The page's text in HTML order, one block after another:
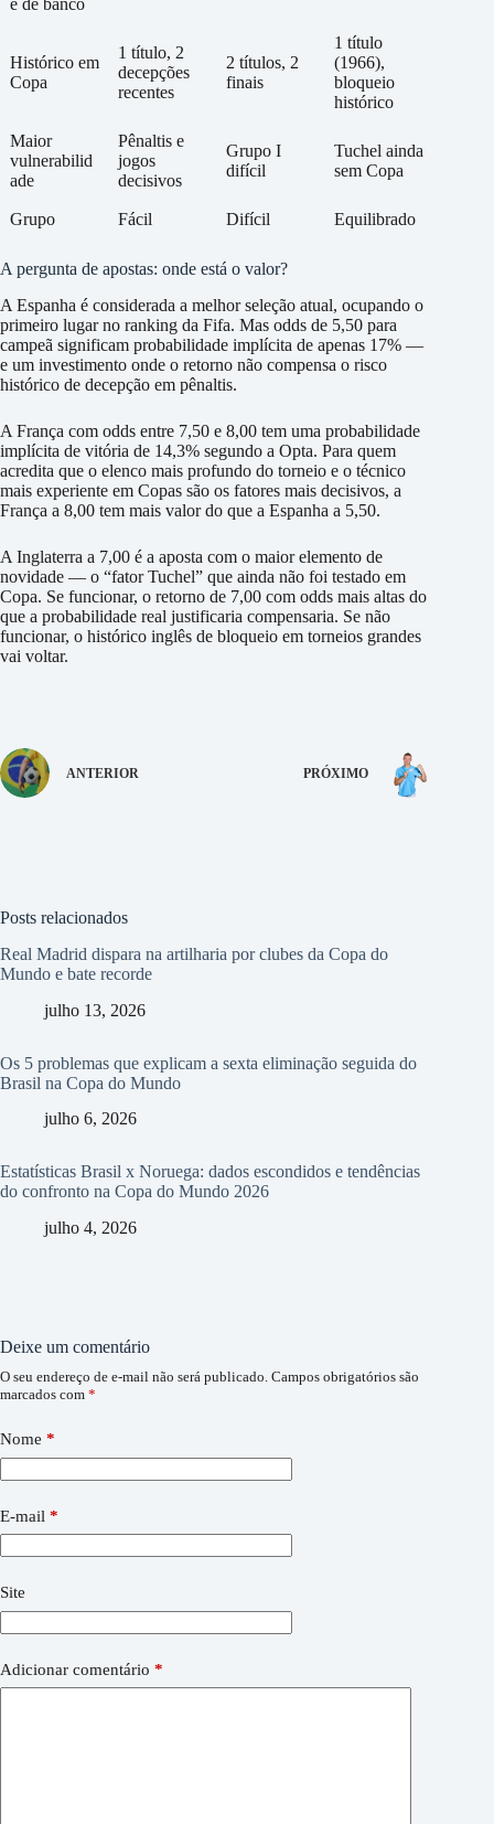
e de banco
Histórico em
Copa
1 título, 2
decepções
recentes
2 títulos, 2
finais
1 título
(1966),
bloqueio
histórico
Maior
vulnerabilid
ade
Pênaltis e
jogos
decisivos
Grupo I
difícil
Tuchel ainda
sem Copa
Grupo Fácil Difícil Equilibrado
A pergunta de apostas: onde está o valor?
A Espanha é considerada a melhor seleção atual, ocupando o
primeiro lugar no ranking da Fifa. Mas odds de 5,50 para
campeã significam probabilidade implícita de apenas 17% —
e um investimento onde o retorno não compensa o risco
histórico de decepção em pênaltis.
A França com odds entre 7,50 e 8,00 tem uma probabilidade
implícita de vitória de 14,3% segundo a Opta. Para quem
acredita que o elenco mais profundo do torneio e o técnico
mais experiente em Copas são os fatores mais decisivos, a
França a 8,00 tem mais valor do que a Espanha a 5,50.
A Inglaterra a 7,00 é a aposta com o maior elemento de
novidade — o “fator Tuchel” que ainda não foi testado em
Copa. Se funcionar, o retorno de 7,00 com odds mais altas do
que a probabilidade real justificaria compensaria. Se não
funcionar, o histórico inglês de bloqueio em torneios grandes
vai voltar.
ANTERIOR PRÓXIMO
Posts relacionados
Real Madrid dispara na artilharia por clubes da Copa do
Mundo e bate recorde
julho 13, 2026
Os 5 problemas que explicam a sexta eliminação seguida do
Brasil na Copa do Mundo
julho 6, 2026
Estatísticas Brasil x Noruega: dados escondidos e tendências
do confronto na Copa do Mundo 2026
julho 4, 2026
Deixe um comentário
O seu endereço de e-mail não será publicado. Campos obrigatórios são
marcados com *
Nome *
E-mail *
Site
Adicionar comentário *